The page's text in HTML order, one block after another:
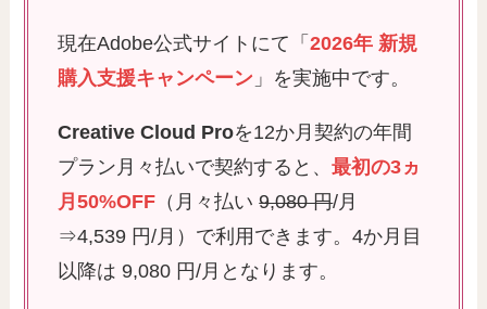
現在Adobe公式サイトにて「2026年 新規
購入支援キャンペーン 」を実施中です。
Creative Cloud Proを12か月契約の年間
プラン月々払いで契約すると、最初の3ヵ
月50%OFF （月々払い9,080 円/月
⇒4,539 円/月）​で利用できます。4か月目
以降は 9,080 円/月となります。